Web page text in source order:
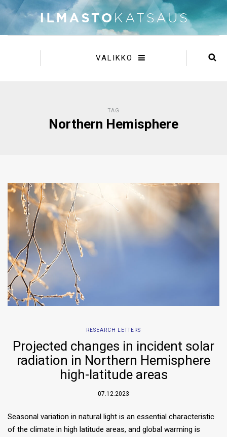
VALIKKO
TAG
Northern Hemisphere
RESEARCH LETTERS
Projected changes in incident solar
radiation in Northern Hemisphere
high-latitude areas
07.12.2023
Seasonal variation in natural light is an essential characteristic
of the climate in high latitude areas, and global warming is